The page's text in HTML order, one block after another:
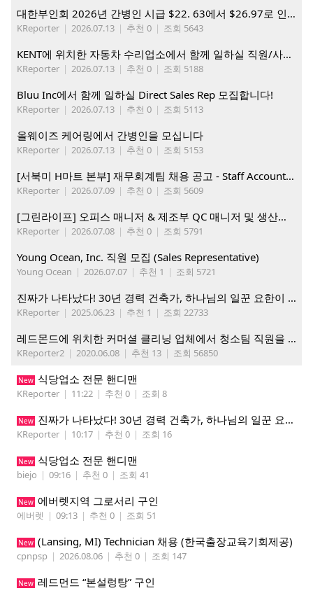
대한부인회 2026년 간병인 시급 $22. 63에서 $26.97로 인상. 지금 간병인들을 모집합니다
KReporter | 2026.07.13 | 추천 0 | 조회 5643
KENT에 위치한 자동차 수리업소에서 함께 일하실 직원/사무직원 구합니다.
KReporter | 2026.07.13 | 추천 0 | 조회 5188
Bluu Inc에서 함께 일하실 Direct Sales Rep 모집합니다!
KReporter | 2026.07.13 | 추천 0 | 조회 5113
올웨이즈 케어링에서 간병인을 모십니다
KReporter | 2026.07.13 | 추천 0 | 조회 5153
[서북미 H마트 본부] 재무회계팀 채용 공고 - Staff Accountant
KReporter | 2026.07.09 | 추천 0 | 조회 5609
[그린라이프] 오피스 매니저 & 제조부 QC 매니저 및 생산직, 웨어하우스 직원 모집
KReporter | 2026.07.08 | 추천 0 | 조회 5791
Young Ocean, Inc. 직원 모집 (Sales Representative)
Young Ocean | 2026.07.07 | 추천 1 | 조회 5721
진짜가 나타났다! 30년 경력 건축가, 하나님의 일꾼 요한이 책임 시공합니다.
KReporter | 2025.06.23 | 추천 1 | 조회 22733
레드몬드에 위치한 커머셜 클리닝 업체에서 청소팀 직원을 모집합니다.
KReporter2 | 2020.06.08 | 추천 13 | 조회 56850
New 식당업소 전문 핸디맨
KReporter | 11:22 | 추천 0 | 조회 8
New 진짜가 나타났다! 30년 경력 건축가, 하나님의 일꾼 요한이 책임 시공합니다.
KReporter | 10:17 | 추천 0 | 조회 16
New 식당업소 전문 핸디맨
biejo | 09:16 | 추천 0 | 조회 41
New 에버렛지역 그로서리 구인
에버렛 | 09:13 | 추천 0 | 조회 51
New (Lansing, MI) Technician 채용 (한국출장교육기회제공)
cpnpsp | 2026.08.06 | 추천 0 | 조회 147
New 레드먼드 “본설렁탕” 구인